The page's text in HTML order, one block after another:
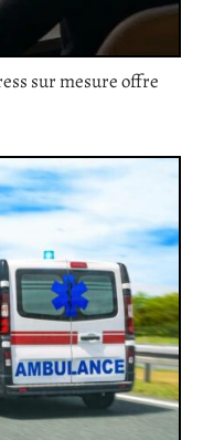
sur mesure offre